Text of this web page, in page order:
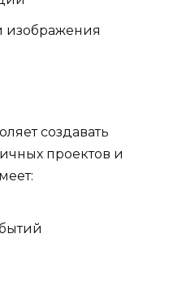
изображения
создавать
проектов и